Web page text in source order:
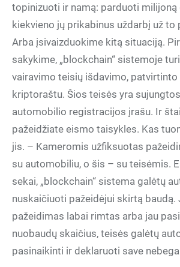
topinizuoti ir namą: parduoti milijoną
kiekvieno jų prikabinus uždarbį už to
Arba įsivaizduokime kitą situaciją.
sakykime, „blockchain“ sistemoje
vairavimo teisių išdavimo,
kriptoraštu. Šios teisės yra
automobilio registracijos įrašu. Ir
pažeidžiate eismo taisykles. Kas
jis. – Kameromis užfiksuotas
su automobiliu, o šis – su teisėmis.
sekai, „blockchain“ sistema galėtų
nuskaičiuoti pažeidėjui skirtą baudą.
pažeidimas labai rimtas arba jau
nuobaudų skaičius, teisės galėtų
pasinaikinti ir deklaruoti save